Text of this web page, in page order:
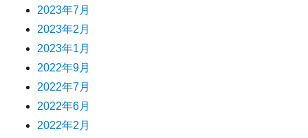
2023年7月
2023年2月
2023年1月
2022年9月
2022年7月
2022年6月
2022年2月